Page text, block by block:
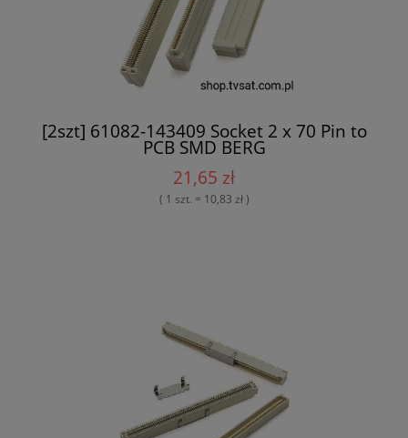
[2szt] 61082-143409 Socket 2 x 70 Pin to
PCB SMD BERG
21,65 zł
( 1 szt. = 10,83 zł )